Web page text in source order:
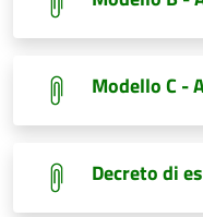
Modello C -
Decreto di